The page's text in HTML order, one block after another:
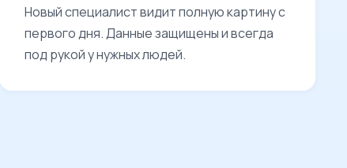
Новый специалист видит полную картину с
первого дня. Данные защищены и всегда
под рукой у нужных людей.